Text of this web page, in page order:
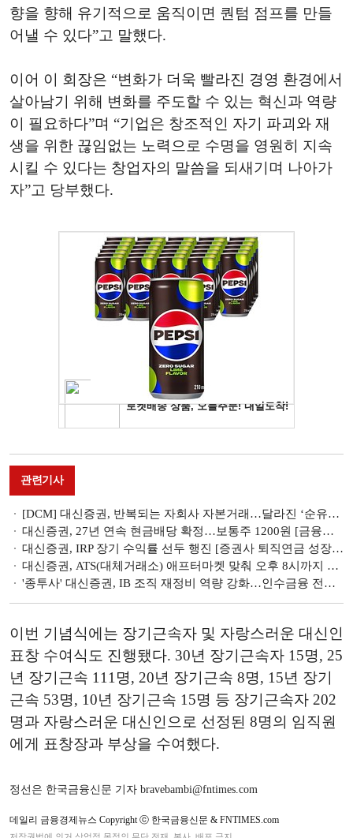
향을 향해 유기적으로 움직이면 퀀텀 점프를 만들
어낼 수 있다”고 말했다.
이어 이 회장은 “변화가 더욱 빨라진 경영 환경에서
살아남기 위해 변화를 주도할 수 있는 혁신과 역량
이 필요하다”며 “기업은 창조적인 자기 파괴와 재
생을 위한 끊임없는 노력으로 수명을 영원히 지속
시킬 수 있다는 창업자의 말씀을 되새기며 나아가
자”고 당부했다.
관련기사
[DCM] 대신증권, 반복되는 자회사 자본거래…달라진 ‘순유출’ 의미
대신증권, 27년 연속 현금배당 확정…보통주 1200원 [금융권 주총]
대신증권, IRP 장기 수익률 선두 행진 [증권사 퇴직연금 성장시대]
대신증권, ATS(대체거래소) 애프터마켓 맞춰 오후 8시까지 고객 응대 연장
'종투사' 대신증권, IB 조직 재정비 역량 강화…인수금융 전문가 이중헌 합류
이번 기념식에는 장기근속자 및 자랑스러운 대신인
표창 수여식도 진행됐다. 30년 장기근속자 15명, 25
년 장기근속 111명, 20년 장기근속 8명, 15년 장기
근속 53명, 10년 장기근속 15명 등 장기근속자 202
명과 자랑스러운 대신인으로 선정된 8명의 임직원
에게 표창장과 부상을 수여했다.
정선은 한국금융신문 기자 bravebambi@fntimes.com
데일리 금융경제뉴스 Copyright ⓒ 한국금융신문 & FNTIMES.com